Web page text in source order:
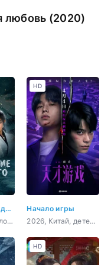
любовь (2020)
Чу Цяо: Возрождение из Ледяного озера
2026, Китай, мелодрама
Начало игры
2026, Китай, детектив, криминал
HD
HD